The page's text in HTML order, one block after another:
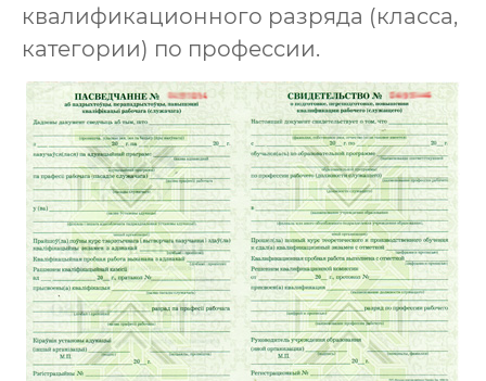
квалификационного разряда (класса,
категории) по профессии.